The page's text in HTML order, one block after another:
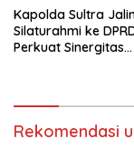
Kapolda Sultra
Silaturahmi ke
Perkuat Sinergitas
Rekomendasi